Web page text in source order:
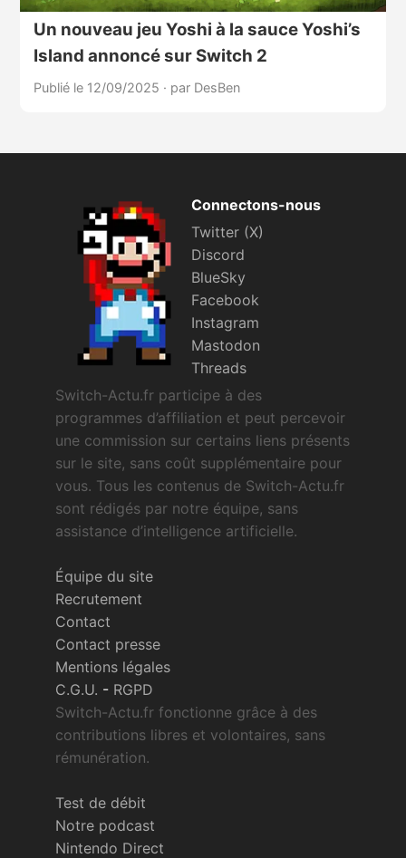
Un nouveau jeu Yoshi à la sauce Yoshi’s
Island annoncé sur Switch 2
Publié le 12/09/2025 · par DesBen
Connectons-nous
Twitter (X)
Discord
BlueSky
Facebook
Instagram
Mastodon
Threads
Switch-Actu.fr participe à des
programmes d’affiliation et peut percevoir
une commission sur certains liens présents
sur le site, sans coût supplémentaire pour
vous. Tous les contenus de Switch-Actu.fr
sont rédigés par notre équipe, sans
assistance d’intelligence artificielle.
Équipe du site
Recrutement
Contact
Contact presse
Mentions légales
C.G.U. - RGPD
Switch-Actu.fr fonctionne grâce à des
contributions libres et volontaires, sans
rémunération.
Test de débit
Notre podcast
Nintendo Direct